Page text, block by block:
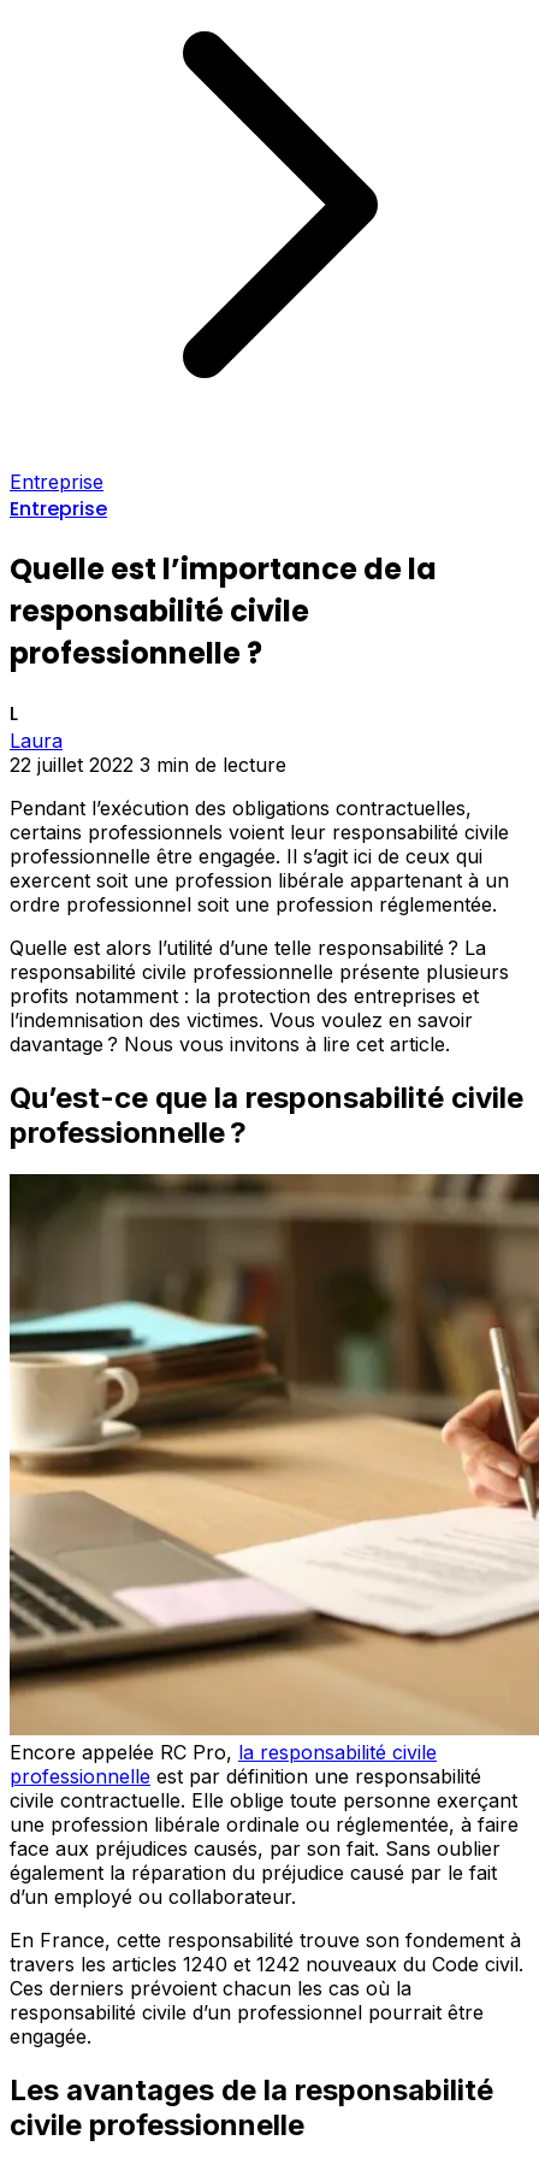
Entreprise
Entreprise
Quelle est l’importance de la
responsabilité civile
professionnelle ?
L
Laura
22 juillet 2022 3 min de lecture
Pendant l’exécution des obligations contractuelles,
certains professionnels voient leur responsabilité civile
professionnelle être engagée. Il s’agit ici de ceux qui
exercent soit une profession libérale appartenant à un
ordre professionnel soit une profession réglementée.
Quelle est alors l’utilité d’une telle responsabilité ? La
responsabilité civile professionnelle présente plusieurs
profits notamment : la protection des entreprises et
l’indemnisation des victimes. Vous voulez en savoir
davantage ? Nous vous invitons à lire cet article.
Qu’est-ce que la responsabilité civile
professionnelle ?
Encore appelée RC Pro, la responsabilité civile
professionnelle est par définition une responsabilité
civile contractuelle. Elle oblige toute personne exerçant
une profession libérale ordinale ou réglementée, à faire
face aux préjudices causés, par son fait. Sans oublier
également la réparation du préjudice causé par le fait
d’un employé ou collaborateur.
En France, cette responsabilité trouve son fondement à
travers les articles 1240 et 1242 nouveaux du Code civil.
Ces derniers prévoient chacun les cas où la
responsabilité civile d’un professionnel pourrait être
engagée.
Les avantages de la responsabilité
civile professionnelle